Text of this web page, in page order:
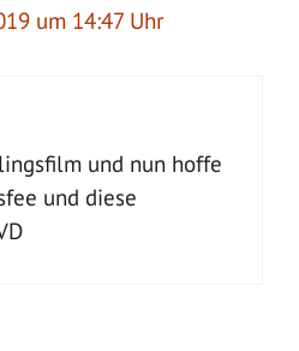
um 14:47 Uhr
und nun hoffe
und diese